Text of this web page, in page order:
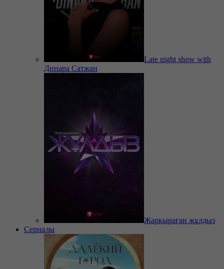
Late night show with
Динара Сатжан
Жарқыраған жұлдыз
Сериалы